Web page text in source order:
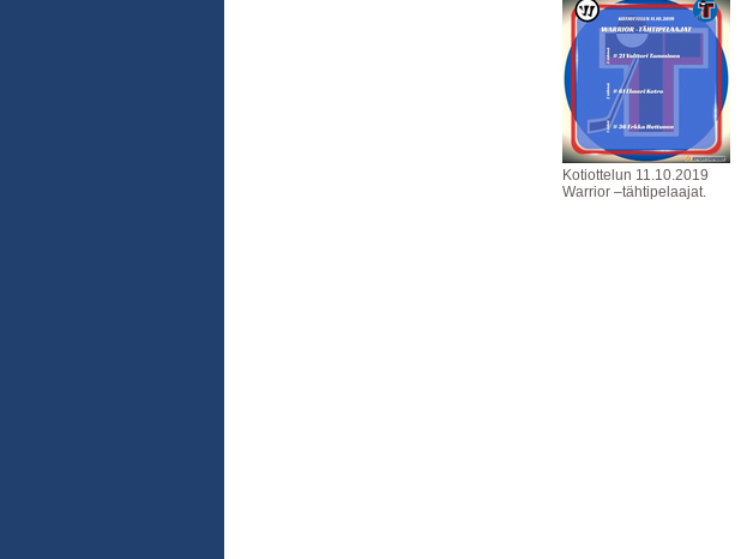
Kotiottelun 11.10.2019
Warrior –tähtipelaajat.